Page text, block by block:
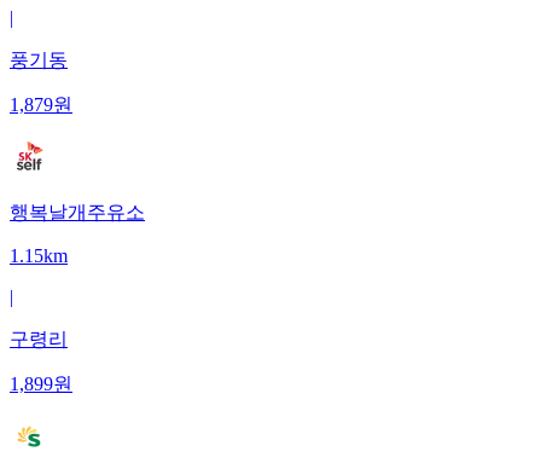
|
풍기동
1,879원
행복날개주유소
1.15km
|
구령리
1,899원